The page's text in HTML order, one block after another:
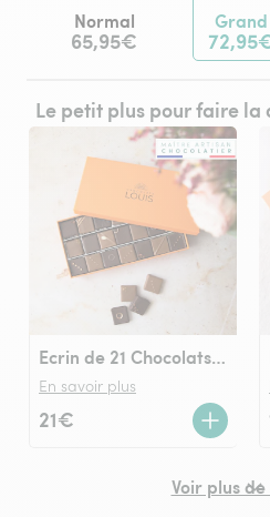
Normal
65,95€
Grand
Le petit plus pour faire la
Ecrin de 21 Chocolats LOUIS noir et lait
En savoir plus
21€
Voir plus